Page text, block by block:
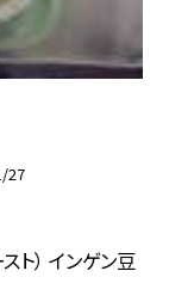
27
ト） インゲン豆